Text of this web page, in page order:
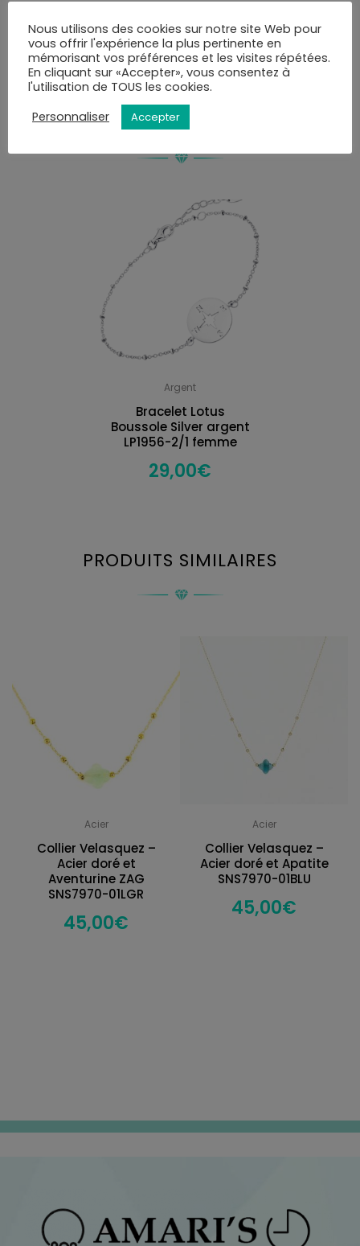
commande.
Vous pourrez choisir le mode de livraison au moment
de la validation du panier.
VOUS AIMEREZ PEUT-ÊTRE AUSSI…
Argent
Bracelet Lotus
Boussole Silver argent
LP1956-2/1 femme
29,00€
PRODUITS SIMILAIRES
Acier
Collier Velasquez –
Acier doré et
Aventurine ZAG
SNS7970-01LGR
45,00€
Acier
Collier Velasquez –
Acier doré et Apatite
SNS7970-01BLU
45,00€
Nous utilisons des cookies sur notre site Web pour
vous offrir l'expérience la plus pertinente en
mémorisant vos préférences et les visites répétées.
En cliquant sur «Accepter», vous consentez à
l'utilisation de TOUS les cookies.
Personnaliser
Accepter